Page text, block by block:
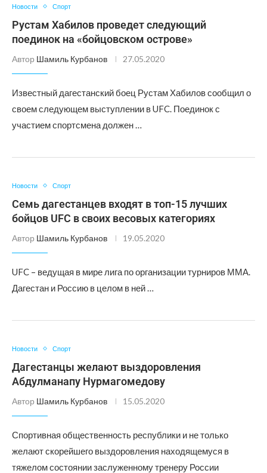
Новости Спорт
Рустам Хабилов проведет следующий
поединок на «бойцовском острове»
Автор Шамиль Курбанов 27.05.2020
Известный дагестанский боец Рустам Хабилов сообщил о
своем следующем выступлении в UFC. Поединок с
участием спортсмена должен …
Новости Спорт
Семь дагестанцев входят в топ-15 лучших
бойцов UFC в своих весовых категориях
Автор Шамиль Курбанов 19.05.2020
UFC – ведущая в мире лига по организации турниров ММА.
Дагестан и Россию в целом в ней …
Новости Спорт
Дагестанцы желают выздоровления
Абдулманапу Нурмагомедову
Автор Шамиль Курбанов 15.05.2020
Спортивная общественность республики и не только
желают скорейшего выздоровления находящемуся в
тяжелом состоянии заслуженному тренеру России